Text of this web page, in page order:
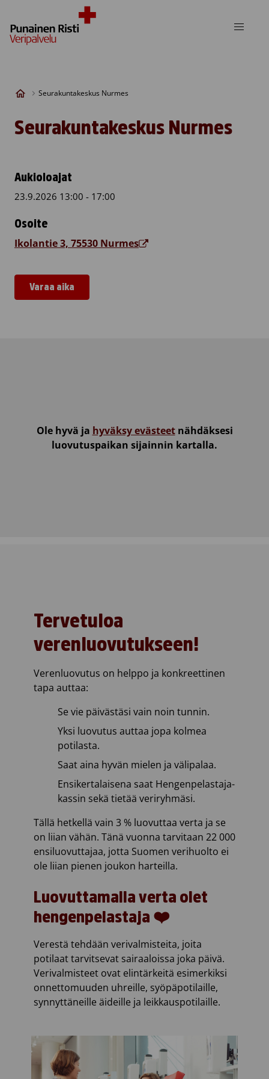
Seurakuntakeskus Nurmes
Seurakuntakeskus Nurmes
Ole hyvä ja hyväksy evästeetnähdäksesi
luovutuspaikan sijainnin kartalla.
Aukioloajat
23.9.2026 13:00 - 17:00
Osoite
Ikolantie 3, 75530 Nurmes
Varaa aika
Seurakuntakeskus Nurmes
Tervetuloa
verenluovutukseen!
Verenluovutus on helppo ja konkreettinen
tapa auttaa:
Se vie päivästäsi vain noin tunnin.
Yksi luovutus auttaa jopa kolmea
potilasta.
Saat aina hyvän mielen ja välipalaa.
Ensikertalaisena saat Hengenpelastaja-
kassin sekä tietää veriryhmäsi.
Tällä hetkellä vain 3 % luovuttaa verta ja se
on liian vähän. Tänä vuonna tarvitaan 22 000
ensiluovuttajaa, jotta Suomen verihuolto ei
ole liian pienen joukon harteilla.
Luovuttamalla verta olet
hengenpelastaja ❤️
Verestä tehdään verivalmisteita, joita
potilaat tarvitsevat sairaaloissa joka päivä.
Verivalmisteet ovat elintärkeitä esimerkiksi
onnettomuuden uhreille, syöpäpotilaille,
synnyttäneille äideille ja leikkauspotilaille.